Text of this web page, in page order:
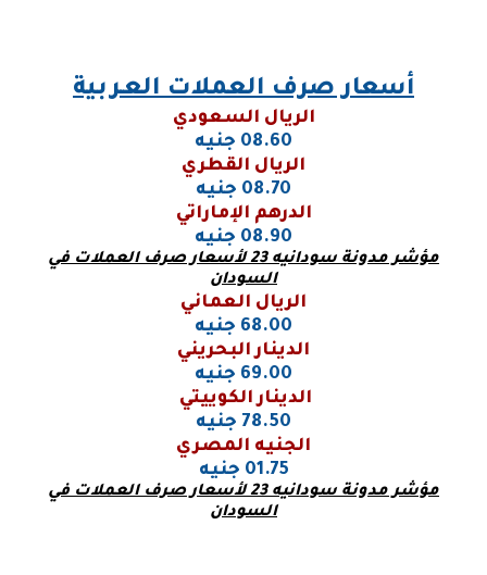
أسعار صرف العملات العـربية
الريال السعودي
08.60 جنيه
الريال القطري
08.70 جنيه
الدرهم الإماراتي
08.90 جنيه
مؤشر مدونة سودانيه 23 لأسعار صرف العملات في
السودان
الريال العماني
68.00 جنيه
الدينار البحريني
69.00 جنيه
الدينار الكوييتي
78.50 جنيه
الجنيه المصري
01.75 جنيه
مؤشر مدونة سودانيه 23 لأسعار صرف العملات في
السودان